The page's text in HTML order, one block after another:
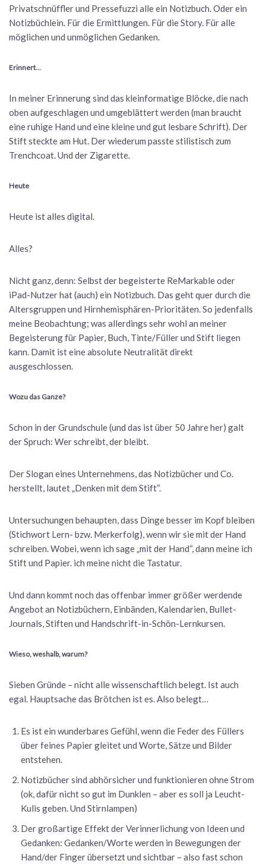
Privatschnüffler und Pressefuzzi alle ein Notizbuch. Oder ein
Notizbüchlein. Für die Ermittlungen. Für die Story. Für alle
möglichen und unmöglichen Gedanken.
Erinnert…
In meiner Erinnerung sind das kleinformatige Blöcke, die nach
oben aufgeschlagen und umgeblättert werden (man braucht
eine ruhige Hand und eine kleine und gut lesbare Schrift). Der
Stift steckte am Hut. Der wiederum passte stilistisch zum
Trenchcoat. Und der Zigarette.
Heute
Heute ist alles digital.
Alles?
Nicht ganz, denn: Selbst der begeisterte ReMarkable oder
iPad-Nutzer hat (auch) ein Notizbuch. Das geht quer durch die
Altersgruppen und Hirnhemisphären-Prioritäten. So jedenfalls
meine Beobachtung; was allerdings sehr wohl an meiner
Begeisterung für Papier, Buch, Tinte/Füller und Stift liegen
kann. Damit ist eine absolute Neutralität direkt
ausgeschlossen.
Wozu das Ganze?
Schon in der Grundschule (und das ist über 50 Jahre her) galt
der Spruch: Wer schreibt, der bleibt.
Der Slogan eines Unternehmens, das Notizbücher und Co.
herstellt, lautet „Denken mit dem Stift“.
Untersuchungen behaupten, dass Dinge besser im Kopf bleiben
(Stichwort Lern- bzw. Merkerfolg), wenn wir sie mit der Hand
schreiben. Wobei, wenn ich sage „mit der Hand“, dann meine ich
Stift und Papier. ich meine nicht die Tastatur.
Und dann kommt noch das offenbar immer größer werdende
Angebot an Notizbüchern, Einbänden, Kalendarien, Bullet-
Journals, Stiften und Handschrift-in-Schön-Lernkursen.
Wieso, weshalb, warum?
Sieben Gründe – nicht alle wissenschaftlich belegt. Ist auch
egal. Hauptsache das Brötchen ist es. Also belegt…
Es ist ein wunderbares Gefühl, wenn die Feder des Füllers
über feines Papier gleitet und Worte, Sätze und Bilder
entstehen.
Notizbücher sind abhörsicher und funktionieren ohne Strom
(ok, dafür nicht so gut im Dunklen – aber es soll ja Leucht-
Kulis geben. Und Stirnlampen)
Der großartige Effekt der Verinnerlichung von Ideen und
Gedanken: Gedanken/Worte werden in Bewegungen der
Hand/der Finger übersetzt und sichtbar – also fast schon